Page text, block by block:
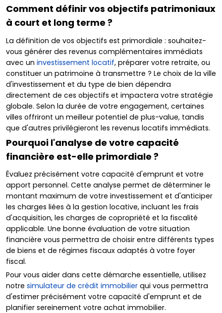
Comment définir vos objectifs patrimoniaux
à court et long terme ?
La définition de vos objectifs est primordiale : souhaitez-
vous générer des revenus complémentaires immédiats
avec un investissement locatif, préparer votre retraite, ou
constituer un patrimoine à transmettre ? Le choix de la ville
d'investissement et du type de bien dépendra
directement de ces objectifs et impactera votre stratégie
globale. Selon la durée de votre engagement, certaines
villes offriront un meilleur potentiel de plus-value, tandis
que d'autres privilégieront les revenus locatifs immédiats.
Pourquoi l'analyse de votre capacité
financière est-elle primordiale ?
Évaluez précisément votre capacité d'emprunt et votre
apport personnel. Cette analyse permet de déterminer le
montant maximum de votre investissement et d'anticiper
les charges liées à la gestion locative, incluant les frais
d'acquisition, les charges de copropriété et la fiscalité
applicable. Une bonne évaluation de votre situation
financière vous permettra de choisir entre différents types
de biens et de régimes fiscaux adaptés à votre foyer
fiscal.
Pour vous aider dans cette démarche essentielle, utilisez
notre simulateur de crédit immobilier qui vous permettra
d'estimer précisément votre capacité d'emprunt et de
planifier sereinement votre achat immobilier.